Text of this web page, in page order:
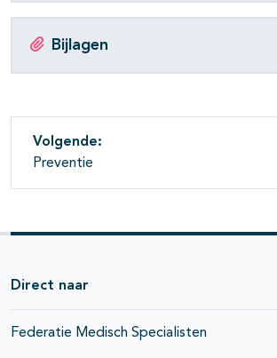
Bijlagen
Volgende:
Preventie
Direct naar
Federatie Medisch Specialisten